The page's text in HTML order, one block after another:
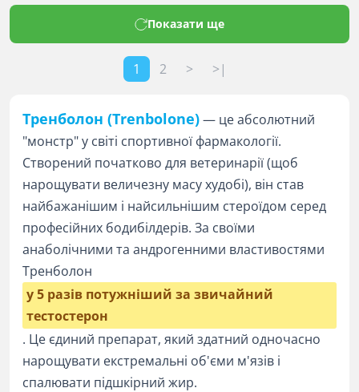
Показати ще
1 2 > >|
Тренболон (Trenbolone)— це абсолютний
"монстр" у світі спортивної фармакології.
Створений початково для ветеринарії (щоб
нарощувати величезну масу худобі), він став
найбажанішим і найсильнішим стероїдом серед
професійних бодибілдерів. За своїми
анаболічними та андрогенними властивостями
Тренболон
у 5 разів потужніший за звичайний
тестостерон
. Це єдиний препарат, який здатний одночасно
нарощувати екстремальні об'єми м'язів і
спалювати підшкірний жир.